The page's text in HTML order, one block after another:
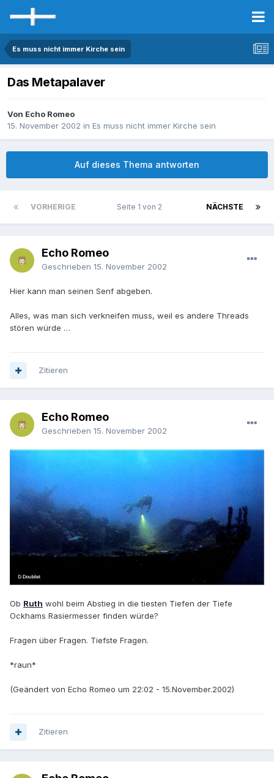
Es muss nicht immer Kirche sein
Das Metapalaver
Von Echo Romeo
15. November 2002 in Es muss nicht immer Kirche sein
Auf dieses Thema antworten
VORHERIGE NÄCHSTE
Seite 1 von 2
Echo Romeo
Geschrieben 15. November 2002
Hier kann man seinen Senf abgeben.
Alles, was man sich verkneifen muss, weil es andere Threads
stören würde …
Zitieren
Echo Romeo
Geschrieben 15. November 2002
Ob Ruth wohl beim Abstieg in die tiesten Tiefen der Tiefe
Ockhams Rasiermesser finden würde?
Fragen über Fragen. Tiefste Fragen.
*raun*
(Geändert von Echo Romeo um 22:02 - 15.November.2002)
Zitieren